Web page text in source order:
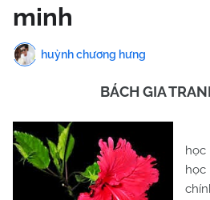
minh
huỳnh chương hưng
BÁCH GIA